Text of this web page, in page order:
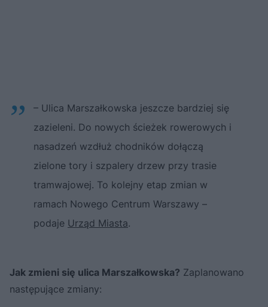
– Ulica Marszałkowska jeszcze bardziej się
zazieleni. Do nowych ścieżek rowerowych i
nasadzeń wzdłuż chodników dołączą
zielone tory i szpalery drzew przy trasie
tramwajowej. To kolejny etap zmian w
ramach Nowego Centrum Warszawy –
podaje Urząd Miasta.
Jak zmieni się ulica Marszałkowska? Zaplanowano
następujące zmiany: